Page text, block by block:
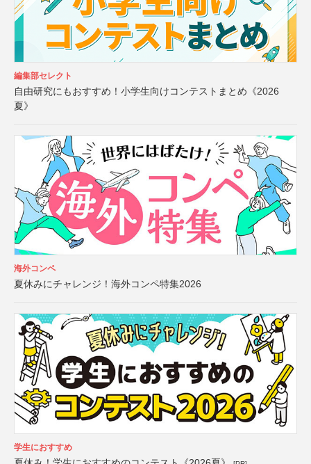
編集部セレクト
自由研究にもおすすめ！小学生向けコンテストまとめ《2026
夏》
海外コンペ
夏休みにチャレンジ！海外コンペ特集2026
学生におすすめ